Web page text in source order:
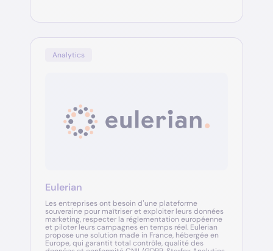
Analytics
Eulerian
Les entreprises ont besoin d’une plateforme
souveraine pour maîtriser et exploiter leurs données
marketing, respecter la réglementation européenne
et piloter leurs campagnes en temps réel. Eulerian
propose une solution made in France, hébergée en
Europe, qui garantit total contrôle, qualité des